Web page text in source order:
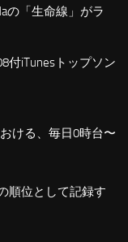
の「生命線」がラ
付iTunesトップソン
ける、毎日0時台〜
順位として記録す